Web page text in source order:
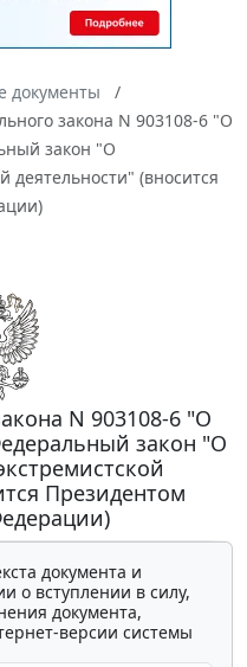
документы
закона N 903108-6 "О
закон "О
деятельности" (вносится
N 903108-6 "О
закон "О
Президентом
документа и
о вступлении в силу,
документа,
версии системы